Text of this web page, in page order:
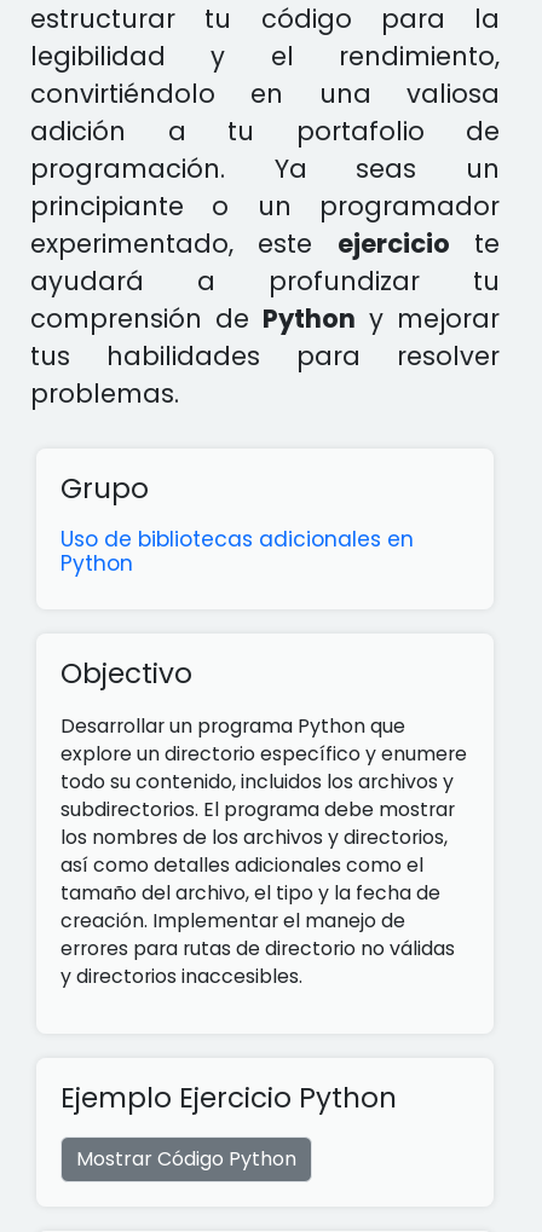
estructurar tu código para la
legibilidad y el rendimiento,
convirtiéndolo en una valiosa
adición a tu portafolio de
programación. Ya seas un
principiante o un programador
experimentado, este ejercicio te
ayudará a profundizar tu
comprensión de Python y mejorar
tus habilidades para resolver
problemas.
Grupo
Uso de bibliotecas adicionales en
Python
Objectivo
Desarrollar un programa Python que
explore un directorio específico y enumere
todo su contenido, incluidos los archivos y
subdirectorios. El programa debe mostrar
los nombres de los archivos y directorios,
así como detalles adicionales como el
tamaño del archivo, el tipo y la fecha de
creación. Implementar el manejo de
errores para rutas de directorio no válidas
y directorios inaccesibles.
Ejemplo Ejercicio Python
Mostrar Código Python